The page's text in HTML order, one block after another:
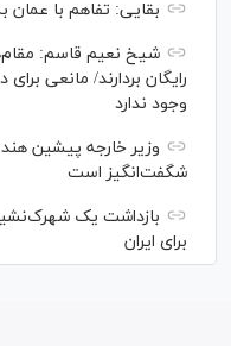
بقایی: تفاهم با
شیخ نعیم قاسم:
رایگان بردارند/ مانعی
وجود ندارد
وزیر خارجه پیشین
شگفت‌انگیز است
بازداشت یک
برای ایران